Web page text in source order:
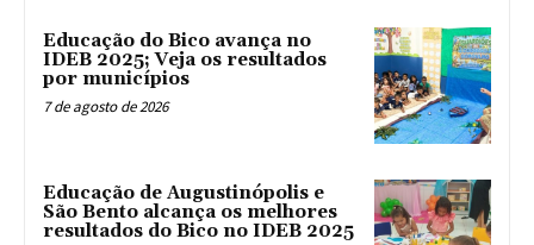
Educação do Bico avança no
IDEB 2025; Veja os resultados
por municípios
7 de agosto de 2026
Educação de Augustinópolis e
São Bento alcança os melhores
resultados do Bico no IDEB 2025